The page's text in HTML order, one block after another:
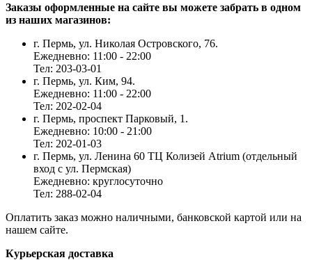
Заказы оформленные на сайте вы можете забрать в одном
из наших магазинов:
г. Пермь, ул. Николая Островского, 76.
Ежедневно: 11:00 - 22:00
Тел: 203-03-01
г. Пермь, ул. Ким, 94.
Ежедневно: 11:00 - 22:00
Тел: 202-02-04
г. Пермь, проспект Парковый, 1.
Ежедневно: 10:00 - 21:00
Тел: 202-01-03
г. Пермь, ул. Ленина 60 ТЦ Колизей Atrium (отдельный
вход с ул. Пермская)
Ежедневно: круглосуточно
Тел: 288-02-04
Оплатить заказ можно наличными, банковской картой или на
нашем сайте.
Курьерская доставка